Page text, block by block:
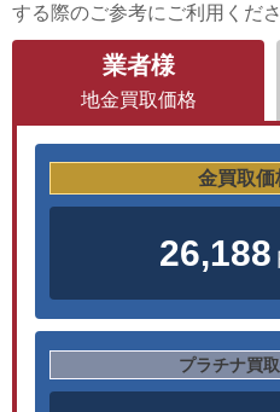
する際のご参考にご利用くださ
業者様
地金買取価格
金買取価
26,188
プラチナ買